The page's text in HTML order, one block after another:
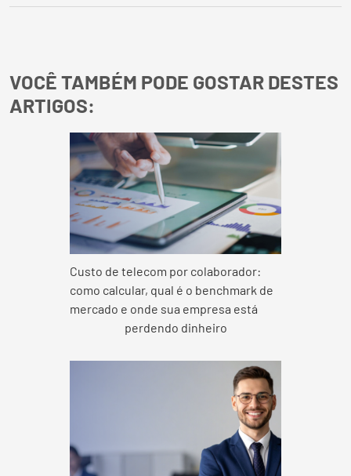
VOCÊ TAMBÉM PODE GOSTAR DESTES
ARTIGOS:
Custo de telecom por colaborador:
como calcular, qual é o benchmark de
mercado e onde sua empresa está
perdendo dinheiro